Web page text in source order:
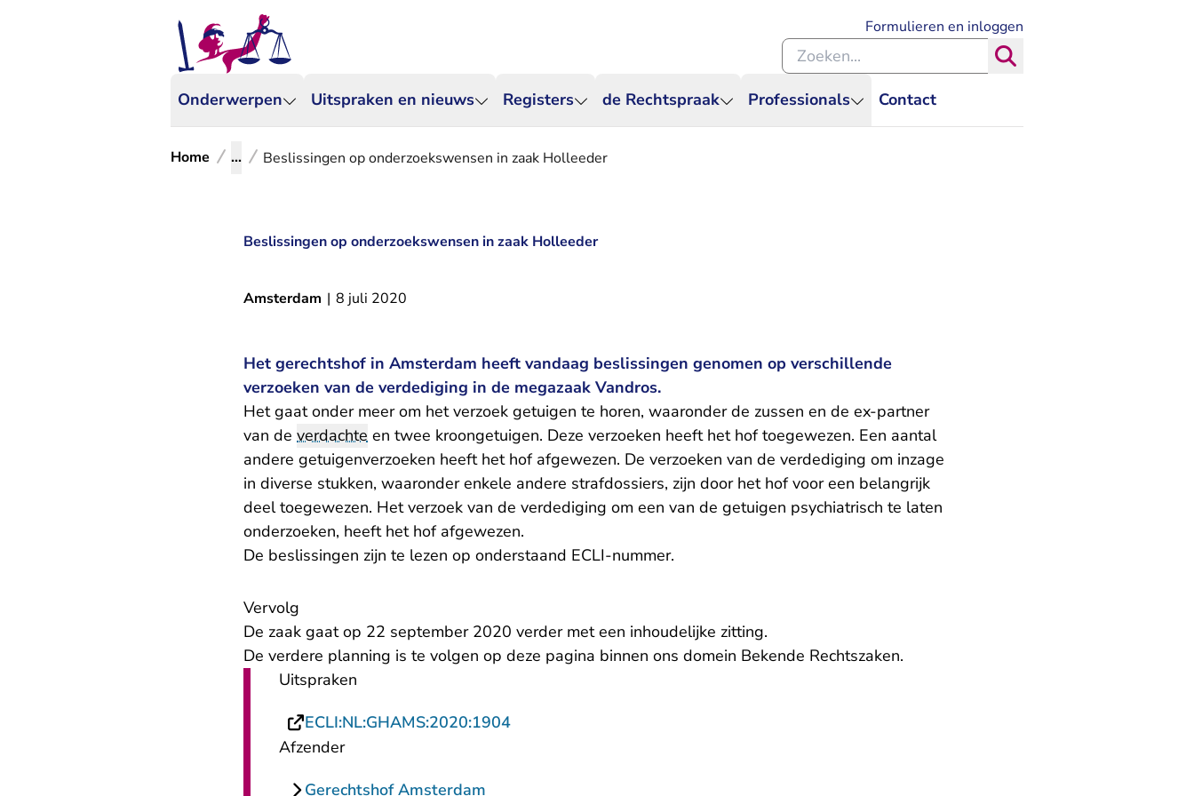
Onderwerpen Uitspraken en nieuws Registers de Rechtspraak Professionals Contact
Formulieren en inloggen
Zoeken binnen de Rechtspraak
Home ... Beslissingen op onderzoekswensen in zaak Holleeder
Beslissingen op onderzoekswensen in zaak Holleeder
Amsterdam | 8 juli 2020
Het gerechtshof in Amsterdam heeft vandaag beslissingen genomen op verschillende
verzoeken van de verdediging in de megazaak Vandros.
Het gaat onder meer om het verzoek getuigen te horen, waaronder de zussen en de ex-partner
van de verdachte en twee kroongetuigen. Deze verzoeken heeft het hof toegewezen. Een aantal
andere getuigenverzoeken heeft het hof afgewezen. De verzoeken van de verdediging om inzage
in diverse stukken, waaronder enkele andere strafdossiers, zijn door het hof voor een belangrijk
deel toegewezen. Het verzoek van de verdediging om een van de getuigen psychiatrisch te laten
onderzoeken, heeft het hof afgewezen.
De beslissingen zijn te lezen op onderstaand ECLI-nummer.
Vervolg
De zaak gaat op 22 september 2020 verder met een inhoudelijke zitting.
De verdere planning is te volgen op deze pagina binnen ons domein Bekende Rechtszaken.
Uitspraken
ECLI:NL:GHAMS:2020:1904- U verlaat Rechtspraak.nl
Afzender
Gerechtshof Amsterdam